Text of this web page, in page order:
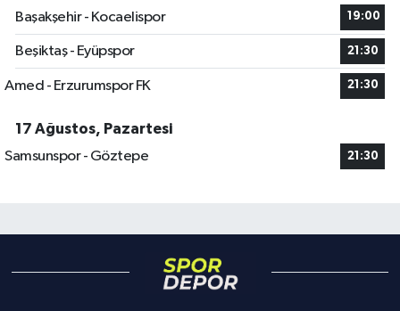
Başakşehir - Kocaelispor
19:00
Beşiktaş - Eyüpspor 21:30
Amed - Erzurumspor FK 21:30
17 Ağustos, Pazartesi
Samsunspor - Göztepe
21:30